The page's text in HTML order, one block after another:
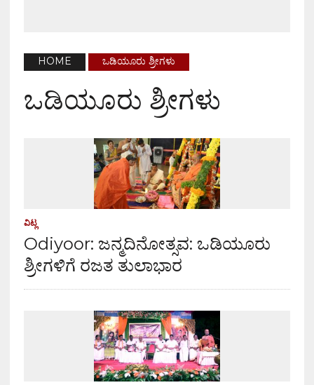
HOME ಒಡಿಯೂರು ಶ್ರೀಗಳು
ಒಡಿಯೂರು ಶ್ರೀಗಳು
ವಿಟ್ಲ
Odiyoor: ಜನ್ಮದಿನೋತ್ಸವ: ಒಡಿಯೂರು
ಶ್ರೀಗಳಿಗೆ ರಜತ ತುಲಾಭಾರ